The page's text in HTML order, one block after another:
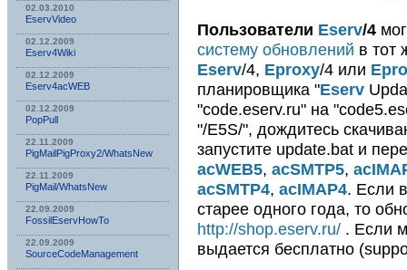
02.03.2010
EservVideo
02.12.2009
Eserv4Wiki
02.12.2009
Eserv4acWEB
02.12.2009
PopPull
22.11.2009
PigMailPigProxy2/WhatsNew
22.11.2009
PigMail/WhatsNew
22.09.2009
FossilEservHowTo
22.09.2009
SourceCodeManagement
Пользователи Eserv/4
систему обновлений в тот
Eserv/4, Eproxy/4 или
планировщика "Eserv
"code.eserv.ru" на
"/E5S/", дождитесь
запустите update.bat и
acWEB5, acSMTP5,
acSMTP4, acIMAP4. Если
старее одного года, то
http://shop.eserv.ru/ . Если
выдается бесплатно